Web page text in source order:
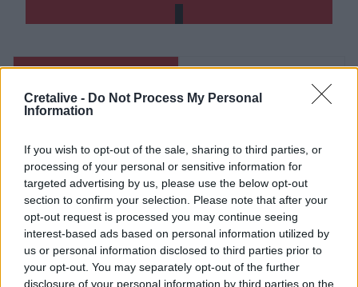
Cretalive - Do Not Process My Personal
Information
If you wish to opt-out of the sale, sharing to third parties, or
processing of your personal or sensitive information for
targeted advertising by us, please use the below opt-out
section to confirm your selection. Please note that after your
opt-out request is processed you may continue seeing
interest-based ads based on personal information utilized by
us or personal information disclosed to third parties prior to
your opt-out. You may separately opt-out of the further
disclosure of your personal information by third parties on the
πρόληψη του πνιγμού
00:00
Ανατριχιαστικό βίντεο από τον σεισμό στην Ιαπωνία:
Γιατροί προστατεύουν με τα σώματά τους ασθενή την
ώρα του χειρουργείου
23:54